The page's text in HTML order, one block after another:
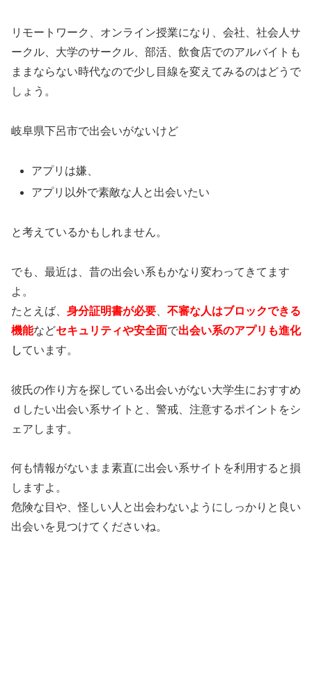
リモートワーク、オンライン授業になり、会社、社会人サ
ークル、大学のサークル、部活、飲食店でのアルバイトも
ままならない時代なので少し目線を変えてみるのはどうで
しょう。
岐阜県下呂市で出会いがないけど
アプリは嫌、
アプリ以外で素敵な人と出会いたい
と考えているかもしれません。
でも、最近は、昔の出会い系もかなり変わってきてます
よ。
たとえば、 身分証明書が必要
不審な人はブロックできる
機能などセキュリティや安全面で出会い系のアプリも進化
しています。
彼氏の作り方を探している出会いがない大学生におすすめ
ｄしたい出会い系サイトと、警戒、注意するポイントをシ
ェアします。
何も情報がないまま素直に出会い系サイトを利用すると損
しますよ。
危険な目や、怪しい人と出会わないようにしっかりと良い
出会いを見つけてくださいね。